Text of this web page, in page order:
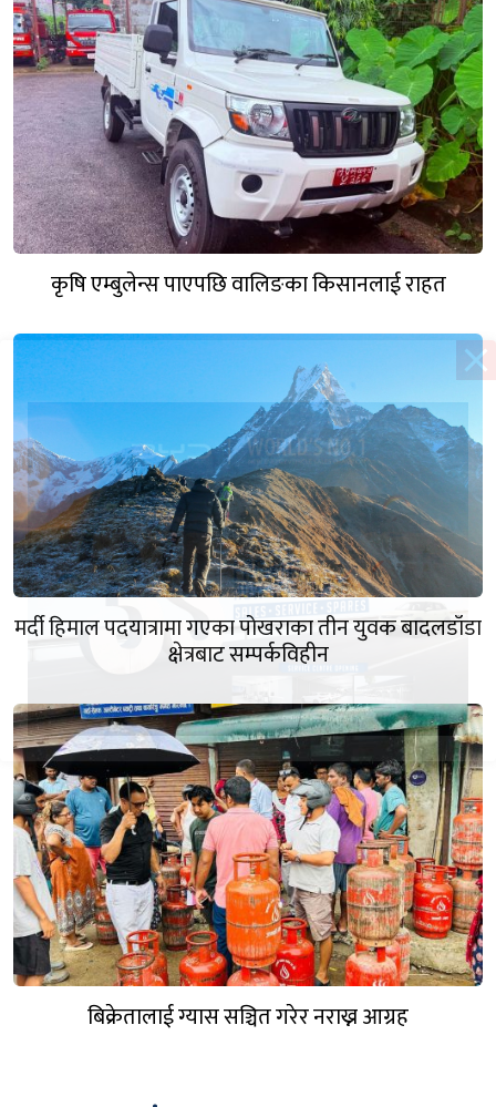
कृषि एम्बुलेन्स पाएपछि वालिङका किसानलाई राहत
मर्दी हिमाल पदयात्रामा गएका पोखराका तीन युवक बादलडाँडा
क्षेत्रबाट सम्पर्कविहीन
बिक्रेतालाई ग्यास सञ्चित गरेर नराख्न आग्रह